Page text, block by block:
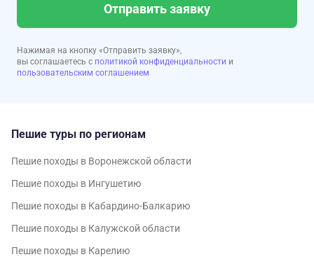
Отправить заявку
Нажимая на кнопку «Отправить заявку»,
вы соглашаетесь с политикой конфиденциальности и
пользовательским соглашением
Пешие туры по регионам
Пешие походы в Воронежской области
Пешие походы в Ингушетию
Пешие походы в Кабардино-Балкарию
Пешие походы в Калужской области
Пешие походы в Карелию